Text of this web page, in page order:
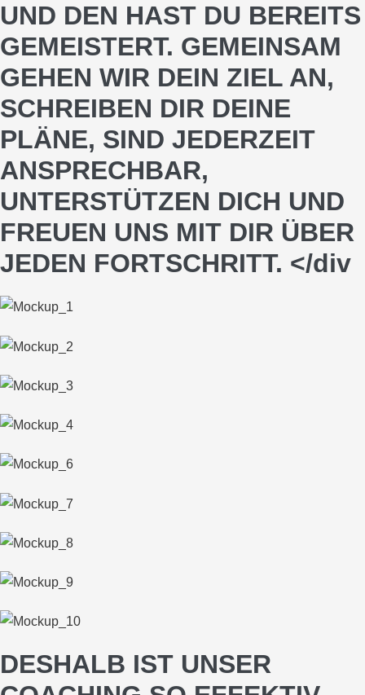
UND DEN HAST DU BEREITS
GEMEISTERT. GEMEINSAM
GEHEN WIR DEIN ZIEL AN,
SCHREIBEN DIR DEINE
PLÄNE, SIND JEDERZEIT
ANSPRECHBAR,
UNTERSTÜTZEN DICH UND
FREUEN UNS MIT DIR ÜBER
JEDEN FORTSCHRITT. </div
DESHALB IST UNSER